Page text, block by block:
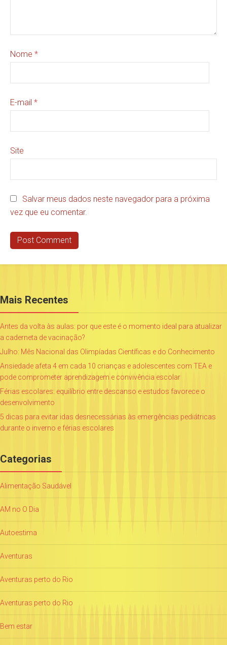
Nome *
E-mail *
Site
Salvar meus dados neste navegador para a próxima
vez que eu comentar.
Mais Recentes
Antes da volta às aulas: por que este é o momento ideal para atualizar
a caderneta de vacinação?
Julho: Mês Nacional das Olimpíadas Científicas e do Conhecimento
Ansiedade afeta 4 em cada 10 crianças e adolescentes com TEA e
pode comprometer aprendizagem e convivência escolar
Férias escolares: equilíbrio entre descanso e estudos favorece o
desenvolvimento
5 dicas para evitar idas desnecessárias às emergências pediátricas
durante o inverno e férias escolares
Categorias
Alimentação Saudável
AM no O Dia
Autoestima
Aventuras
Aventuras perto do Rio
Aventuras perto do Rio
Bem estar